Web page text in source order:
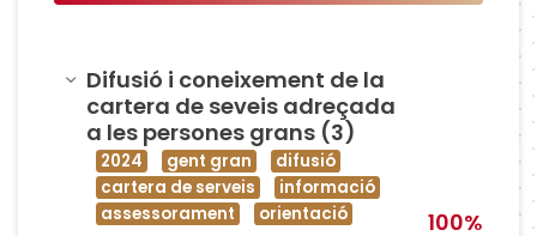
Amagar
Difusió i coneixement de la
cartera de seveis adreçada
a les persones grans (3)
2024 gent gran
difusió
cartera de serveis
informació
assessorament
orientació 100%